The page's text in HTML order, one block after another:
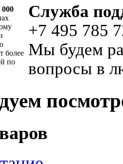
более
по
Служба
+7 495 785
Мы будем
вопросы в